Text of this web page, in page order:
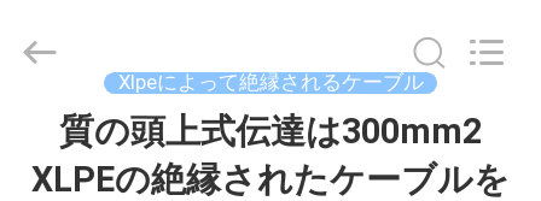
supplier.
Copyright
Cable
Xlpeによって絶縁されるケーブル
質の頭上式伝達は300mm2
XLPEの絶縁されたケーブルを